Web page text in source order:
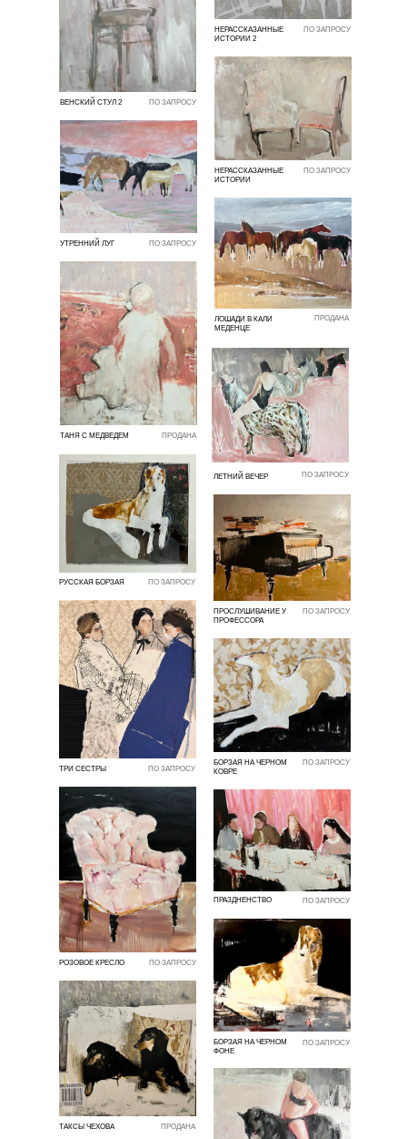
ПО ЗАПРОСУ
ПО ЗАПРОСУ
ПО ЗАПРОСУ
ПО ЗАПРОСУ
РОЗОВОЕ КРЕСЛО
ПО ЗАПРОСУ
ТРИ СЕСТРЫ
ПО ЗАПРОСУ
ТАНЯ С МЕДВЕДЕМ ПРОДАНА
ВЕНСКИЙ СТУЛ 2
УТРЕННИЙ ЛУГ
БОРЗАЯ НА ЧЕРНОМ
ФОНЕ
НЕРАССКАЗАННЫЕ
ИСТОРИИ
ПО ЗАПРОСУ
ТАКСЫ ЧЕХОВА ПРОДАНА
ПРАЗДНЕНСТВО
ПРОСЛУШИВАНИЕ У
ПРОФЕССОРА
БОРЗАЯ НА ЧЕРНОМ
КОВРЕ
ПО ЗАПРОСУ
ПО ЗАПРОСУ
ЛЕТНИЙ ВЕЧЕР
РУССКАЯ БОРЗАЯ
ПО ЗАПРОСУ
ПО ЗАПРОСУ
ЛОШАДИ В КАЛИ
МЕДЕНЦЕ
ПРОДАНА
ПО ЗАПРОСУ
НЕРАССКАЗАННЫЕ
ИСТОРИИ 2